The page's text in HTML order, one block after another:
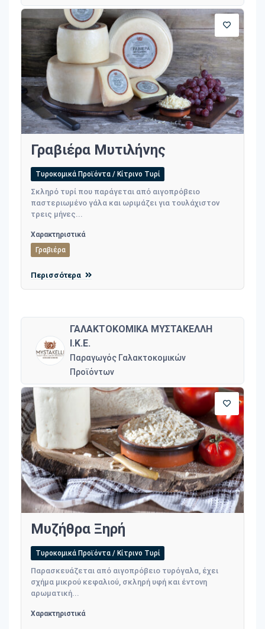
Γραβιέρα Μυτιλήνης
Τυροκομικά Προϊόντα / Κίτρινο Τυρί
Σκληρό τυρί που παράγεται από αιγοπρόβειο
παστεριωμένο γάλα και ωριμάζει για τουλάχιστον
τρεις μήνες...
Χαρακτηριστικά
Γραβιέρα
Περισσότερα
ΓΑΛΑΚΤΟΚΟΜΙΚΑ ΜΥΣΤΑΚΕΛΛΗ
Ι.Κ.Ε.
Παραγωγός Γαλακτοκομικών
Προϊόντων
Μυζήθρα Ξηρή
Τυροκομικά Προϊόντα / Κίτρινο Τυρί
Παρασκευάζεται από αιγοπρόβειο τυρόγαλα, έχει
σχήμα μικρού κεφαλιού, σκληρή υφή και έντονη
αρωματική...
Χαρακτηριστικά